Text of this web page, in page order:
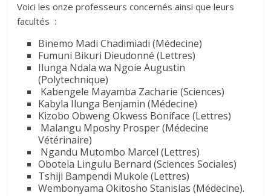
Voici les onze professeurs concernés ainsi que leurs
facultés :
Binemo Madi Chadimiadi (Médecine)
Fumuni Bikuri Dieudonné (Lettres)
Ilunga Ndala wa Ngoie Augustin
(Polytechnique)
Kabengele Mayamba Zacharie (Sciences)
Kabyla Ilunga Benjamin (Médecine)
Kizobo Obweng Okwess Boniface (Lettres)
Malangu Mposhy Prosper (Médecine
Vétérinaire)
Ngandu Mutombo Marcel (Lettres)
Obotela Lingulu Bernard (Sciences Sociales)
Tshiji Bampendi Mukole (Lettres)
Wembonyama Okitosho Stanislas (Médecine).